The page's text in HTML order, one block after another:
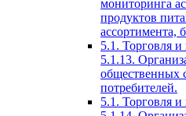
мониторинга
продуктов
ассортимента,
5.1. Торговля
5.1.13.
общественных
потребителей.
5.1. Торговля